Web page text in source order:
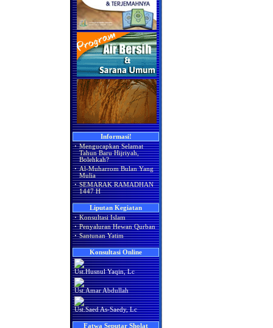
Informasi!
· Mengucapkan Selamat
Tahun Baru Hijriyah,
Bolehkah?
· Al-Muharrom Bulan Yang
Mulia
· SEMARAK RAMADHAN
1447 H
Liputan Kegiatan
· Konsultasi Islam
· Penyaluran Hewan Qurban
· Santunan Yatim
Konsultasi Online
Ust.Husnul Yaqin, Lc
Ust.Amar Abdullah
Ust.Saed As-Saedy, Lc
Fatwa Seputar Sholat